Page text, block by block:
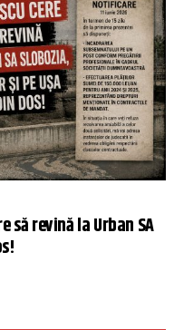
să revină la Urban SA